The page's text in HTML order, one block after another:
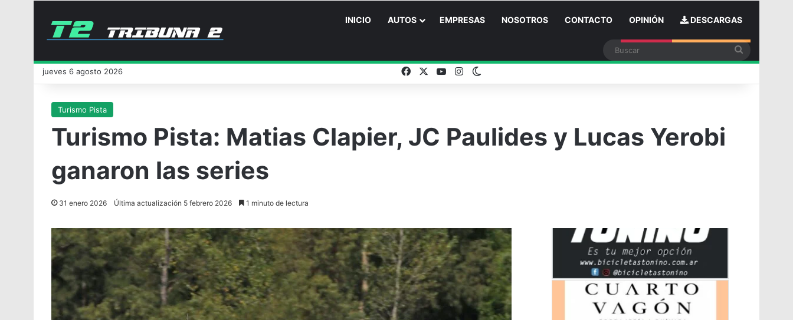
INICIO AUTOS EMPRESAS NOSOTROS CONTACTO OPINIÓN DESCARGAS
jueves 6 agosto 2026 FacebookYouTubeInstagramSwitch skin
Turismo Pista
Turismo Pista: Matias Clapier, JC Paulides y Lucas Yerobi
ganaron las series
31 enero 2026 Última actualización 5 febrero 2026 1 minuto de lectura